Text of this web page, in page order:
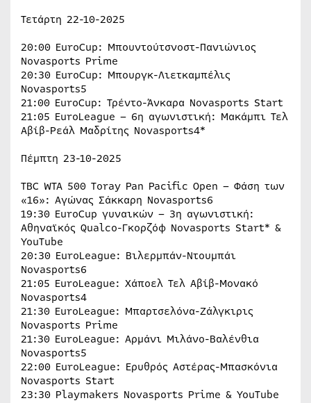
Τετάρτη 22-10-2025
20:00 EuroCup: Μπουντούτσνοστ-Πανιώνιος
Novasports Prime
20:30 EuroCup: Μπουργκ-Λιετκαμπέλις
Novasports5
21:00 EuroCup: Τρέντο-Άνκαρα Novasports Start
21:05 EuroLeague – 6η αγωνιστική: Μακάμπι Τελ
Αβίβ-Ρεάλ Μαδρίτης Novasports4*
Πέμπτη 23-10-2025
TBC WTA 500 Toray Pan Pacific Open – Φάση των
«16»: Αγώνας Σάκκαρη Novasports6
19:30 EuroCup γυναικών – 3η αγωνιστική:
Αθηναϊκός Qualco-Γκορζόφ Novasports Start* &
YouTube
20:30 EuroLeague: Βιλερμπάν-Ντουμπάι
Novasports6
21:05 EuroLeague: Χάποελ Τελ Αβίβ-Μονακό
Novasports4
21:30 EuroLeague: Μπαρτσελόνα-Ζάλγκιρις
Novasports Prime
21:30 EuroLeague: Αρμάνι Μιλάνο-Βαλένθια
Novasports5
22:00 EuroLeague: Ερυθρός Αστέρας-Μπασκόνια
Novasports Start
23:30 Playmakers Novasports Prime & YouTube